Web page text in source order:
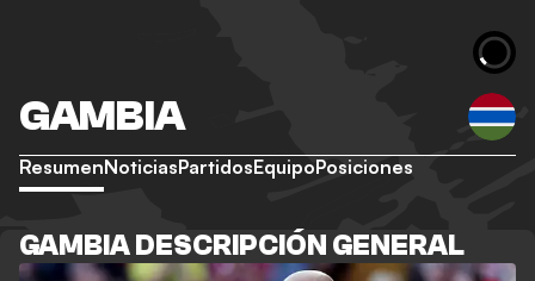
GAMBIA
ResumenNoticiasPartidosEquipoPosiciones
GAMBIA DESCRIPCIÓN GENERAL